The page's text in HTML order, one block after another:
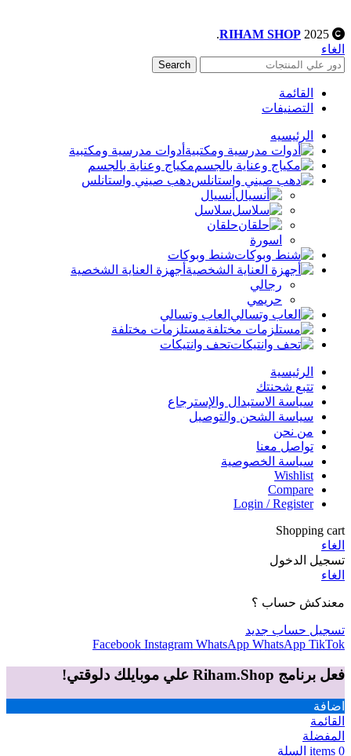
RIHAM SHOP
.
الغاء
Search
القائمة
التصنيفات
الرئيسيه
أدوات مدرسية ومكتبية
مكياج وعناية بالجسم
دهب صيني واستانلس
أنسيال
سلاسل
حلقان
اسورة
شنط وبوكات
أجهزة العناية الشخصية
رجالي
حريمي
العاب وتسالي
مستلزمات مختلفة
تحف وانتيكات
الرئيسية
تتبع شحنتك
سياسة الاستبدال والإسترجاع
سياسة الشحن والتوصيل
من نحن
تواصل معنا
سياسة الخصوصية
Wishlist
Compare
Login / Register
Shopping cart
الغاء
تسجيل الدخول
الغاء
معندكش حساب ؟
تسجيل حساب جديد
Facebook Instagram WhatsApp WhatsApp TikTok
فعل برنامج Riham.Shop علي موبايلك دلوقتي!
اضافة
القائمة
المفضلة
0
items السلة